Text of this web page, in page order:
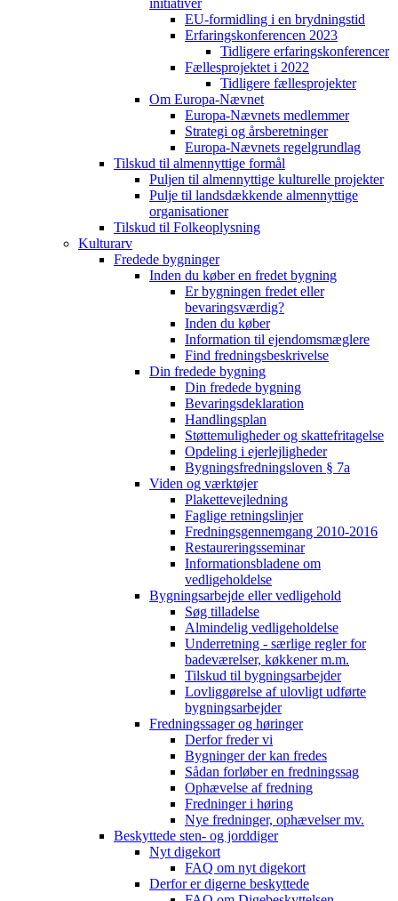
initiativer
EU-formidling i en brydningstid
Erfaringskonferencen 2023
Tidligere erfaringskonferencer
Fællesprojektet i 2022
Tidligere fællesprojekter
Om Europa-Nævnet
Europa-Nævnets medlemmer
Strategi og årsberetninger
Europa-Nævnets regelgrundlag
Tilskud til almennyttige formål
Puljen til almennyttige kulturelle projekter
Pulje til landsdækkende almennyttige
organisationer
Tilskud til Folkeoplysning
Kulturarv
Fredede bygninger
Inden du køber en fredet bygning
Er bygningen fredet eller
bevaringsværdig?
Inden du køber
Information til ejendomsmæglere
Find fredningsbeskrivelse
Din fredede bygning
Din fredede bygning
Bevaringsdeklaration
Handlingsplan
Støttemuligheder og skattefritagelse
Opdeling i ejerlejligheder
Bygningsfredningsloven § 7a
Viden og værktøjer
Plakettevejledning
Faglige retningslinjer
Fredningsgennemgang 2010-2016
Restaureringsseminar
Informationsbladene om
vedligeholdelse
Bygningsarbejde eller vedligehold
Søg tilladelse
Almindelig vedligeholdelse
Underretning - særlige regler for
badeværelser, køkkener m.m.
Tilskud til bygningsarbejder
Lovliggørelse af ulovligt udførte
bygningsarbejder
Fredningssager og høringer
Derfor freder vi
Bygninger der kan fredes
Sådan forløber en fredningssag
Ophævelse af fredning
Fredninger i høring
Nye fredninger, ophævelser mv.
Beskyttede sten- og jorddiger
Nyt digekort
FAQ om nyt digekort
Derfor er digerne beskyttede